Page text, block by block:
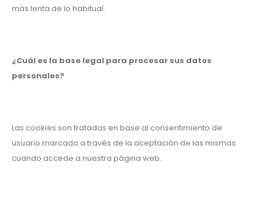
más lenta de lo habitual.
¿Cuál es la base legal para procesar sus datos
personales?
Las cookies son tratadas en base al consentimiento de
usuario marcado a través de la aceptación de las mismas
cuando accede a nuestra página web.